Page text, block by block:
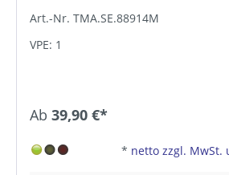
Art.-Nr. TMA.SE.88914M
VPE: 1
Ab 39,90 €*
* netto zzgl. MwSt.